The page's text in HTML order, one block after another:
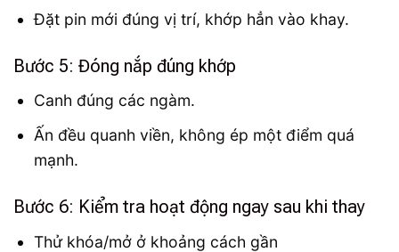
Đặt pin mới đúng vị trí, khớp hẳn vào khay.
Bước 5: Đóng nắp đúng khớp
Canh đúng các ngàm.
Ấn đều quanh viền, không ép một điểm quá
mạnh.
Bước 6: Kiểm tra hoạt động ngay sau khi thay
Thử khóa/mở ở khoảng cách gần